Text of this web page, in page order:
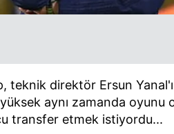
teknik direktör Ersun
aynı zamanda oyunu
transfer etmek istiyordu...